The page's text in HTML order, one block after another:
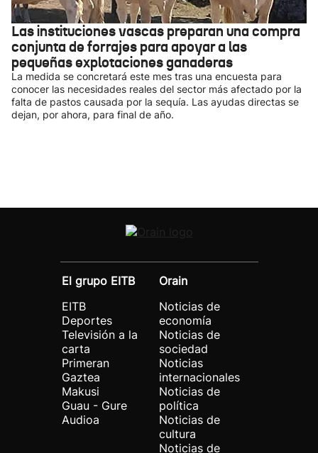
Las instituciones vascas preparan una compra
conjunta de forrajes para apoyar a las
pequeñas explotaciones ganaderas
La medida se concretará este mes tras una encuesta para
conocer las necesidades reales del sector más afectado por la
falta de pastos causada por la sequía. Las ayudas directas se
dejan, por ahora, para final de año.
El grupo EITB
EITB
Deportes
Televisión a la
carta
Primeran
Gaztea
Makusi
Guau - Gure
Audioa
Orain
Noticias de
economía
Noticias de
sociedad
Noticias
internacionales
Noticias de
política
Noticias de
cultura
Noticias de